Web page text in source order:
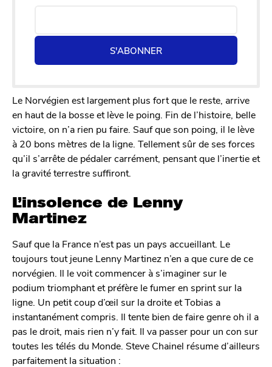
S'ABONNER
Le Norvégien est largement plus fort que le reste, arrive
en haut de la bosse et lève le poing. Fin de l’histoire, belle
victoire, on n’a rien pu faire. Sauf que son poing, il le lève
à 20 bons mètres de la ligne. Tellement sûr de ses forces
qu’il s’arrête de pédaler carrément, pensant que l’inertie et
la gravité terrestre suffiront.
L’insolence de Lenny
Martinez
Sauf que la France n’est pas un pays accueillant. Le
toujours tout jeune Lenny Martinez n’en a que cure de ce
norvégien. Il le voit commencer à s’imaginer sur le
podium triomphant et préfère le fumer en sprint sur la
ligne. Un petit coup d’œil sur la droite et Tobias a
instantanément compris. Il tente bien de faire genre oh il a
pas le droit, mais rien n’y fait. Il va passer pour un con sur
toutes les télés du Monde. Steve Chainel résume d’ailleurs
parfaitement la situation :